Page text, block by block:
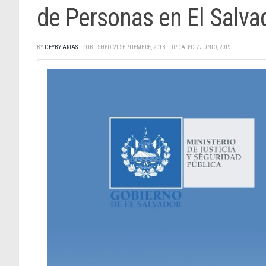
de Personas en El
BY DEYBY ARIAS · PUBLISHED 21 SEPTIEMBRE, 2018 · UPDATED 7 JUNIO, 2019